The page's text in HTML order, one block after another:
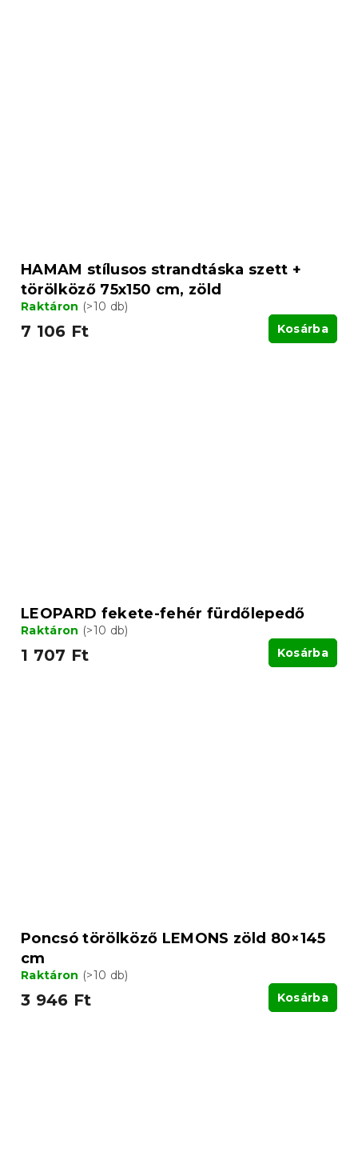
HAMAM stílusos strandtáska szett +
törölköző 75x150 cm, zöld
Raktáron (>10 db)
7 106 Ft Kosárba
LEOPARD fekete-fehér fürdőlepedő
Raktáron (>10 db)
1 707 Ft Kosárba
Poncsó törölköző LEMONS zöld 80×145
cm
Raktáron (>10 db)
3 946 Ft Kosárba